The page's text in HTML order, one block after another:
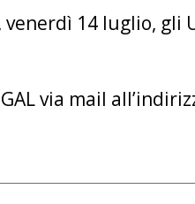
venerdì 14 luglio,
via mail